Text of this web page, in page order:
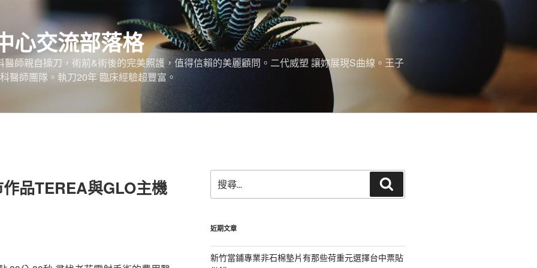
心交流部落格
師親自操刀，術前&術後的完美照護，值得信賴的美麗顧問。二代威塑 讓妳展現S曲線。王子
醫師團隊。執刀20年 臨床經驗超豐富。
品TEREA與GLO主機
尋
關
字:
尋
近期文章
新竹當鋪專業非石棉墊片有那些荷重元選擇台中票貼